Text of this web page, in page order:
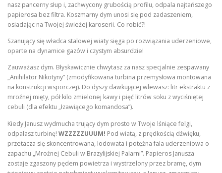
nasz pancerny słup i, zachwycony grubością profilu, odpala najtańszego
papierosa bez filtra. Koszmarny dym unosi się pod zadaszeniem,
osiadając na Twojej świeżej karoserii. Co robić?!
Szanujący się władca stalowej wiaty sięga po rozwiązania uderzeniowe,
oparte na dynamice gazów i czystym absurdzie!
Zauważasz dym. Błyskawicznie chwytasz za nasz specjalnie zespawany
„Anihilator Nikotyny” (zmodyfikowana turbina przemysłowa montowana
na konstrukcji wsporczej). Do dyszy dawkującej wlewasz: litr ekstraktu z
mroźnej mięty, pół kilo zmielonej kawy i pięć litrów soku z wyciśniętej
cebuli (dla efektu „łzawiącego komandosa”).
Kiedy Janusz wydmucha trujący dym prosto w Twoje lśniące felgi,
odpalasz turbinę! WZZZZZUUUM! Pod wiatą, z prędkością dźwięku,
przetacza się skoncentrowana, lodowata i potężna fala uderzeniowa o
zapachu „Mroźnej Cebuli w Brazylijskiej Palarni”. Papieros Janusza
zostaje zgaszony pędem powietrza i wystrzelony przez bramę, dym